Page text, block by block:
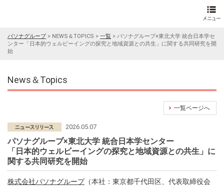
パソナグループ> NEWS＆TOPICS > 一覧 > パソナグループ×東北大学 統合日本学セ
ンター「日本的ウェルビーイングの探究と地域資源との共生」に関する共同研究を開
始
News＆Topics
一覧ページへ
2026.05.07
パソナグループ×東北大学 統合日本学センター
「日本的ウェルビーイングの探究と地域資源との共生」に
関する共同研究を開始
株式会社パソナグループ（本社：東京都千代田区、代表取締役会